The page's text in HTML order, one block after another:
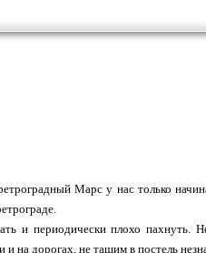
Марс у нас только
и периодически плохо пахнуть.
на дорогах, не тащим в постель